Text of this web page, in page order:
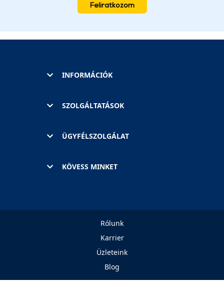
Feliratkozom
INFORMÁCIÓK
SZOLGÁLTATÁSOK
ÜGYFÉLSZOLGÁLAT
KÖVESS MINKET
Rólunk
Karrier
Üzleteink
Blog